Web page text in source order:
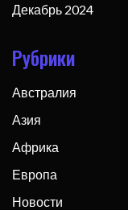
Декабрь 2024
Рубрики
Австралия
Азия
Африка
Европа
Новости